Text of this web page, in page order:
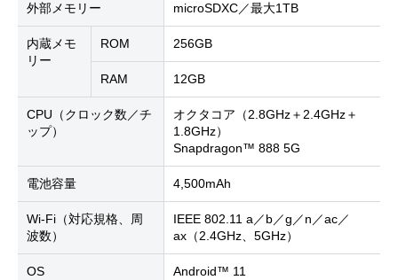
外部メモリー microSDXC／最大1TB
内蔵メモ
リー
ROM 256GB
RAM 12GB
CPU（クロック数／チ
ップ）
オクタコア（2.8GHz＋2.4GHz＋
1.8GHz）
Snapdragon™ 888 5G
電池容量 4,500mAh
Wi-Fi（対応規格、周
波数）
IEEE 802.11 a／b／g／n／ac／
ax（2.4GHz、5GHz）
OS Android™ 11